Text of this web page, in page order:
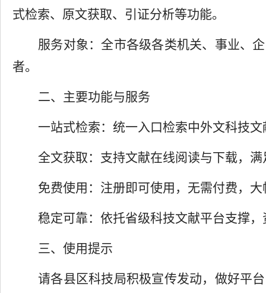
式检索、原文获取、引证分析等功能。
服务对象：全市各级各类机关、事业、
者。
二、主要功能与服务
一站式检索：统一入口检索中外文科技
全文获取：支持文献在线阅读与下载，
免费使用：注册即可使用，无需付费，
稳定可靠：依托省级科技文献平台支撑
三、使用提示
请各县区科技局积极宣传发动，做好平